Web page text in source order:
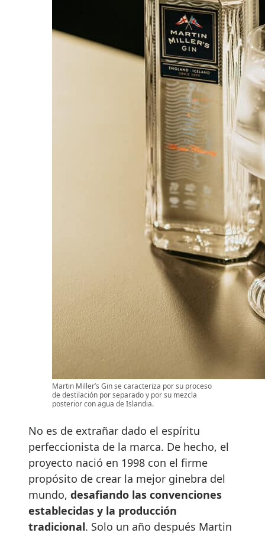
Martin Miller’s Gin se caracteriza por su proceso
de destilación por separado y por su mezcla
posterior con agua de Islandia.
No es de extrañar dado el espíritu
perfeccionista de la marca. De hecho, el
proyecto nació en 1998 con el firme
propósito de crear la mejor ginebra del
mundo, desafiando las convenciones
establecidas y la producción
tradicional. Solo un año después Martin